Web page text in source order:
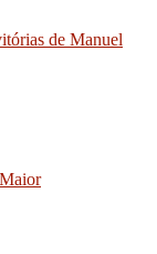
de Manuel